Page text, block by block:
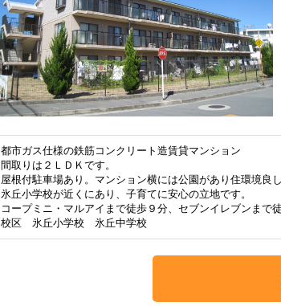
都市ガス仕様の鉄筋コンクリート造賃貸マンション
間取りは２ＬＤＫです。
屋根付駐車場あり。マンション横には公園があり住環境良し
氷丘小学校が近くにあり、子育てに安心の立地です。
コープミニ・マルアイまで徒歩９分、セブンイレブンまで
校区 氷丘小学校 氷丘中学校